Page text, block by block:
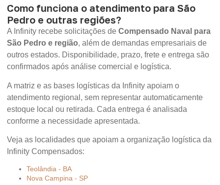
Como funciona o atendimento para São
Pedro e outras regiões?
A Infinity recebe solicitações de Compensado Naval para
São Pedro e região, além de demandas empresariais de
outros estados. Disponibilidade, prazo, frete e entrega são
confirmados após análise comercial e logística.
A matriz e as bases logísticas da Infinity apoiam o
atendimento regional, sem representar automaticamente
estoque local ou retirada. Cada entrega é analisada
conforme a necessidade apresentada.
Veja as localidades que apoiam a organização logística da
Infinity Compensados:
Teolândia - BA
Nova Campina - SP